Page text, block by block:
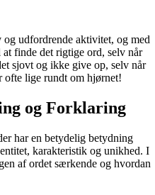
udfordrende aktivitet, og med
finde det rigtige ord, selv når
sjovt og ikke give op, selv når
ofte lige rundt om hjørnet!
og Forklaring
har en betydelig betydning
karakteristik og unikhed. I
af ordet særkende og hvordan